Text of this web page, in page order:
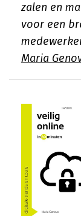
zalen en
voor een
Maria